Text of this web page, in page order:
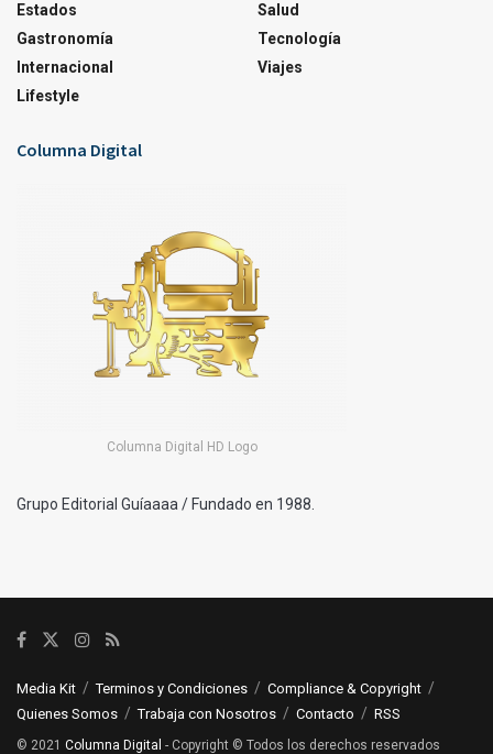
Estados
Gastronomía
Internacional
Lifestyle
Salud
Tecnología
Viajes
Columna Digital
Columna Digital HD Logo
Grupo Editorial Guíaaaa / Fundado en 1988.
Media Kit Terminos y Condiciones
Compliance & Copyright
Quienes Somos
Trabaja con Nosotros Contacto RSS
© 2021 Columna Digital - Copyright © Todos los derechos reservados